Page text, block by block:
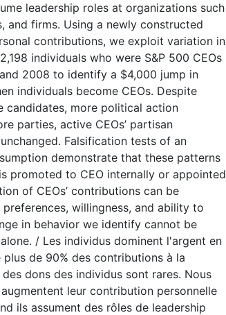
leadership roles at organizations such
and firms. Using a newly constructed
contributions, we exploit variation in
individuals who were S&P 500 CEOs
2008 to identify a $4,000 jump in
individuals become CEOs. Despite
candidates, more political action
parties, active CEOs’ partisan
Falsification tests of an
demonstrate that these patterns
promoted to CEO internally or appointed
of CEOs’ contributions can be
willingness, and ability to
in behavior we identify cannot be
/ Les individus dominent l'argent en
de 90% des contributions à la
dons des individus sont rares. Nous
leur contribution personnelle
ils assument des rôles de leadership